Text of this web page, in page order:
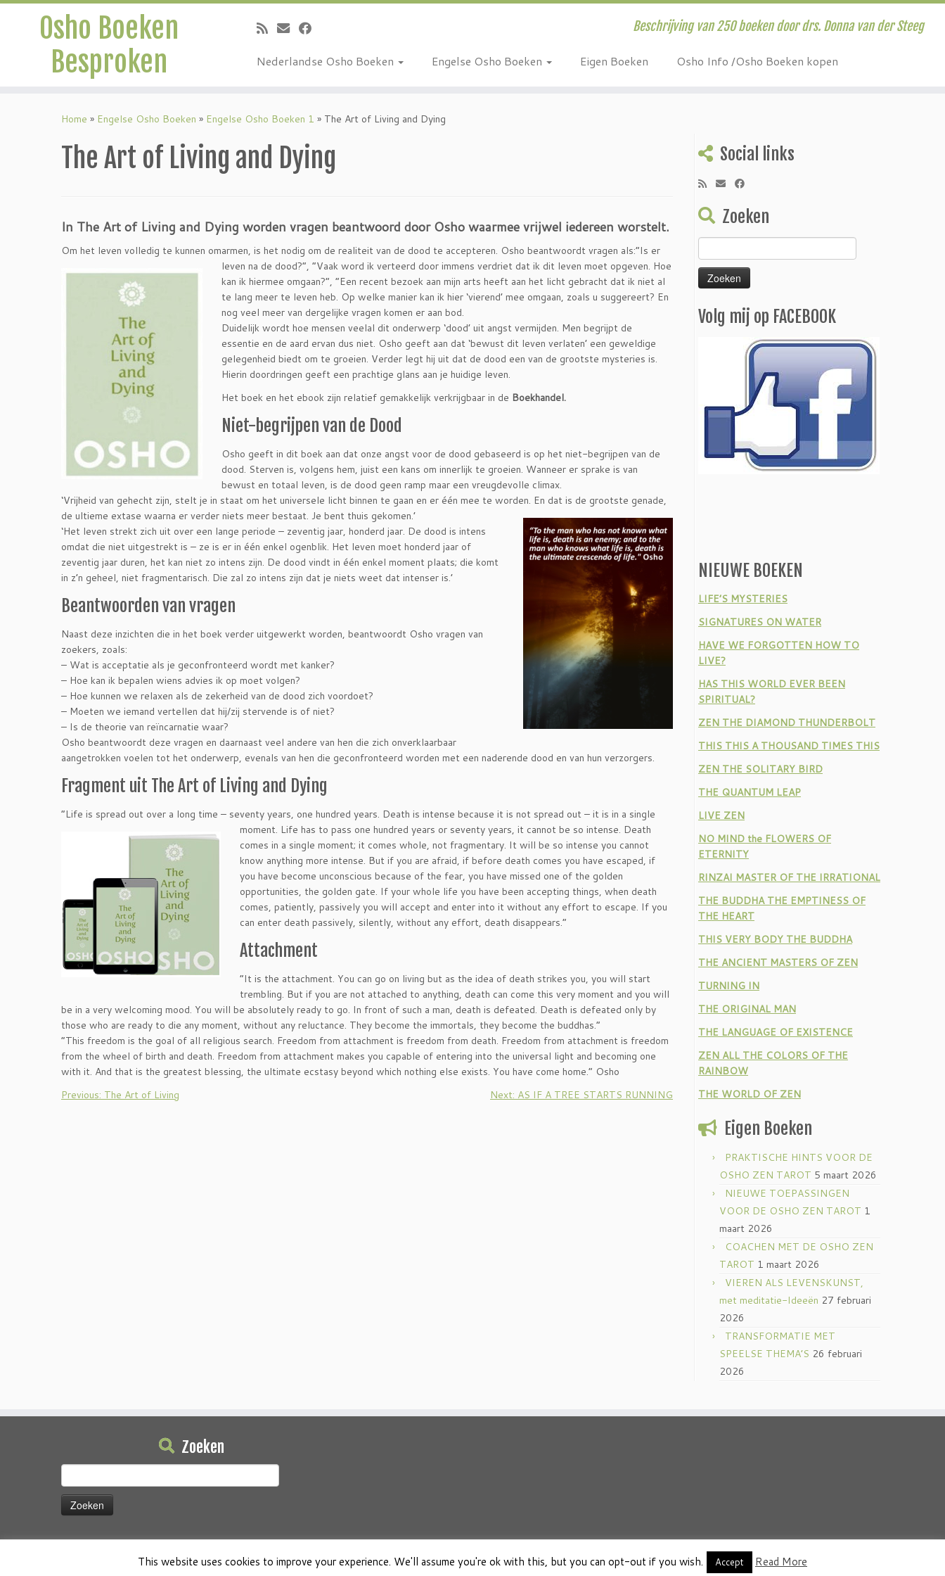
Osho Boeken
Besproken
Beschrijving van 250 boeken door drs. Donna van der Steeg
Nederlandse Osho Boeken Engelse Osho Boeken Eigen Boeken Osho Info /Osho Boeken kopen
Home » Engelse Osho Boeken » Engelse Osho Boeken 1 » The Art of Living and Dying
The Art of Living and Dying
In The Art of Living and Dying worden vragen beantwoord door Osho waarmee vrijwel iedereen worstelt.
Om het leven volledig te kunnen omarmen, is het nodig om de realiteit van de dood te accepteren. Osho beantwoordt vragen als:”Is er
leven na de dood?”, “Vaak word ik verteerd door immens verdriet dat ik dit leven moet opgeven. Hoe
kan ik hiermee omgaan?”, “Een recent bezoek aan mijn arts heeft aan het licht gebracht dat ik niet al
te lang meer te leven heb. Op welke manier kan ik hier ‘vierend’ mee omgaan, zoals u suggereert? En
nog veel meer van dergelijke vragen komen er aan bod.
Duidelijk wordt hoe mensen veelal dit onderwerp ‘dood’ uit angst vermijden. Men begrijpt de
essentie en de aard ervan dus niet. Osho geeft aan dat ‘bewust dit leven verlaten’ een geweldige
gelegenheid biedt om te groeien. Verder legt hij uit dat de dood een van de grootste mysteries is.
Hierin doordringen geeft een prachtige glans aan je huidige leven.
Het boek en het ebook zijn relatief gemakkelijk verkrijgbaar in de Boekhandel.
Niet-begrijpen van de Dood
Osho geeft in dit boek aan dat onze angst voor de dood gebaseerd is op het niet-begrijpen van de
dood. Sterven is, volgens hem, juist een kans om innerlijk te groeien. Wanneer er sprake is van
bewust en totaal leven, is de dood geen ramp maar een vreugdevolle climax.
‘Vrijheid van gehecht zijn, stelt je in staat om het universele licht binnen te gaan en er één mee te worden. En dat is de grootste genade,
de ultieme extase waarna er verder niets meer bestaat. Je bent thuis gekomen.’
‘Het leven strekt zich uit over een lange periode – zeventig jaar, honderd jaar. De dood is intens
omdat die niet uitgestrekt is – ze is er in één enkel ogenblik. Het leven moet honderd jaar of
zeventig jaar duren, het kan niet zo intens zijn. De dood vindt in één enkel moment plaats; die komt
in z’n geheel, niet fragmentarisch. Die zal zo intens zijn dat je niets weet dat intenser is.’
Beantwoorden van vragen
Naast deze inzichten die in het boek verder uitgewerkt worden, beantwoordt Osho vragen van
zoekers, zoals:
– Wat is acceptatie als je geconfronteerd wordt met kanker?
– Hoe kan ik bepalen wiens advies ik op moet volgen?
– Hoe kunnen we relaxen als de zekerheid van de dood zich voordoet?
– Moeten we iemand vertellen dat hij/zij stervende is of niet?
– Is de theorie van reïncarnatie waar?
Osho beantwoordt deze vragen en daarnaast veel andere van hen die zich onverklaarbaar
aangetrokken voelen tot het onderwerp, evenals van hen die geconfronteerd worden met een naderende dood en van hun verzorgers.
Fragment uit The Art of Living and Dying
“Life is spread out over a long time – seventy years, one hundred years. Death is intense because it is not spread out – it is in a single
moment. Life has to pass one hundred years or seventyyears, it cannot be so intense. Death
comes in a single moment; it comes whole, not fragmentary. It will be so intense you cannot
know anything more intense. But if you are afraid, if before death comes you have escaped, if
you have become unconscious because of the fear, you have missed one of the golden
opportunities, the golden gate. If your whole life you have been accepting things, when death
comes, patiently, passively you will accept and enter into it without any effort to escape. If you
can enter death passively, silently, without any effort, death disappears.”
Attachment
“It is the attachment. You can go on living but as the idea of death strikes you, you will start
trembling. But if you are not attached to anything, death can come this very moment and you will
be in a very welcoming mood. You will be absolutely ready to go. In front of such a man, death is defeated. Death is defeated only by
those who are ready to die any moment, without any reluctance. They become the immortals, they become the buddhas.”
“This freedom is the goal of all religious search. Freedom from attachment is freedom from death. Freedom from attachment is freedom
from the wheel of birth and death. Freedom from attachment makes you capable of entering into the universal light and becoming one
with it. And that is the greatest blessing, the ultimate ecstasy beyond which nothing else exists. You have come home.” Osho
Previous: The Art of Living
Next: AS IF A TREE STARTS RUNNING
Social links
Zoeken
naar:
Volg mij op FACEBOOK
NIEUWE BOEKEN
LIFE’S MYSTERIES
SIGNATURES ON WATER
HAVE WE FORGOTTEN HOW TO
LIVE?
HAS THIS WORLD EVER BEEN
SPIRITUAL?
ZEN THE DIAMOND THUNDERBOLT
THIS THIS A THOUSAND TIMES THIS
ZEN THE SOLITARY BIRD
THE QUANTUM LEAP
LIVE ZEN
NO MIND the FLOWERS OF
ETERNITY
RINZAI MASTER OF THE IRRATIONAL
THE BUDDHA THE EMPTINESS OF
THE HEART
THIS VERY BODY THE BUDDHA
THE ANCIENT MASTERS OF ZEN
TURNING IN
THE ORIGINAL MAN
THE LANGUAGE OF EXISTENCE
ZEN ALL THE COLORS OF THE
RAINBOW
THE WORLD OF ZEN
Eigen Boeken
PRAKTISCHE HINTS VOOR DE
OSHO ZEN TAROT 5 maart 2026
NIEUWE TOEPASSINGEN
VOOR DE OSHO ZEN TAROT 1
maart 2026
COACHEN MET DE OSHO ZEN
TAROT 1 maart 2026
VIEREN ALS LEVENSKUNST,
met meditatie-Ideeën 27 februari
2026
TRANSFORMATIE MET
SPEELSE THEMA’S 26 februari
2026
Zoeken
naar:
·© 2026 Osho Boeken Besproken·Aangeboden door ·Ontworpen met deCustomizr thema ·
This website uses cookies to improve your experience. We'll assume you're ok with this, but you can opt-out if you wish. Accept Read More